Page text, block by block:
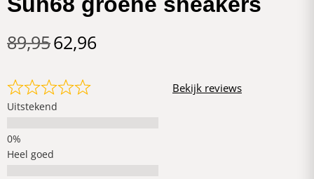
89,9562,96
Uitstekend
Heel goed
Bekijk reviews